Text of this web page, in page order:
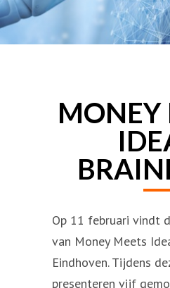
MONEY
Op 11 februari vindt
van Money Meets
Eindhoven. Tijdens
presenteren vijf